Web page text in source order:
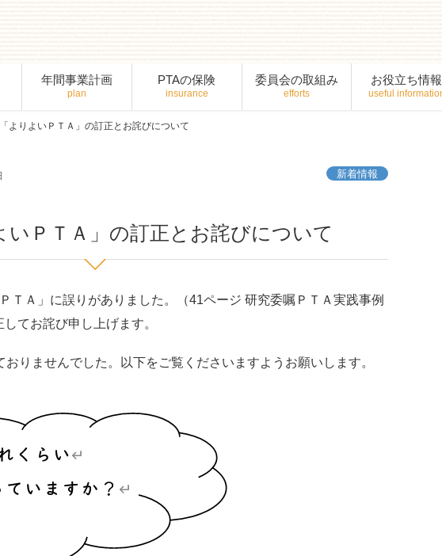
年間事業計画 PTAの保険 委員会の取組み お役立ち情報
よりよいＰＴＡ」の訂正とお詫びについて
新着情報
いＰＴＡ」の訂正とお詫びについて
ＴＡ」に誤りがありました。（41ページ 研究委嘱ＰＴＡ実践事例
てお詫び申し上げます。
りませんでした。以下をご覧くださいますようお願いします。